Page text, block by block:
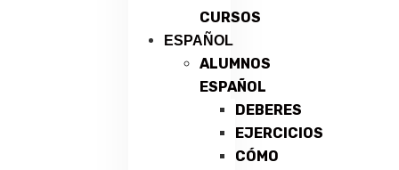
CURSOS
ESPAÑOL
ALUMNOS
ESPAÑOL
DEBERES
EJERCICIOS
CÓMO